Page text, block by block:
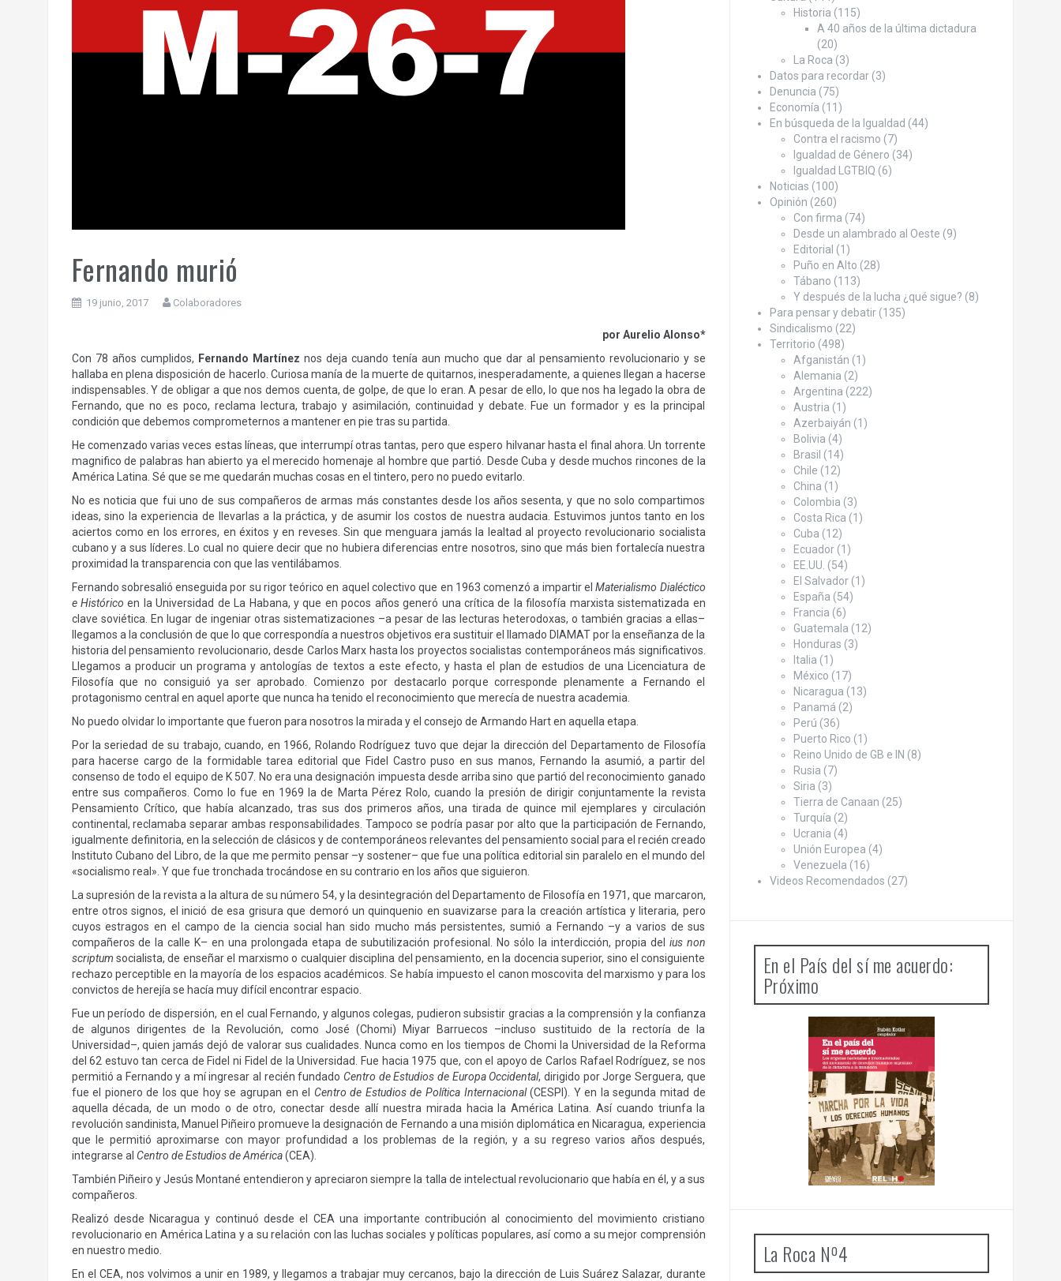
Fernando murió
19 junio, 2017 Colaboradores
por Aurelio Alonso*
Con 78 años cumplidos, Fernando Martínez nos deja cuando tenía aun mucho que dar al pensamiento revolucionario y se
hallaba en plena disposición de hacerlo. Curiosa manía de la muerte de quitarnos, inesperadamente, a quienes llegan a hacerse
indispensables. Y de obligar a que nos demos cuenta, de golpe, de que lo eran. A pesar de ello, lo que nos ha legado la obra de
Fernando, que no es poco, reclama lectura, trabajo y asimilación, continuidad y debate. Fue un formador y es la principal
condición que debemos comprometernos a mantener en pie tras su partida.
He comenzado varias veces estas líneas, que interrumpí otras tantas, pero que espero hilvanar hasta el final ahora. Un torrente
magnifico de palabras han abierto ya el merecido homenaje al hombre que partió. Desde Cuba y desde muchos rincones de la
América Latina. Sé que se me quedarán muchas cosas en el tintero, pero no puedo evitarlo.
No es noticia que fui uno de sus compañeros de armas más constantes desde los años sesenta, y que no solo compartimos
ideas, sino la experiencia de llevarlas a la práctica, y de asumir los costos de nuestra audacia. Estuvimos juntos tanto en los
aciertos como en los errores, en éxitos y en reveses. Sin que menguara jamás la lealtad al proyecto revolucionario socialista
cubano y a sus líderes. Lo cual no quiere decir que no hubiera diferencias entre nosotros, sino que más bien fortalecía nuestra
proximidad la transparencia con que las ventilábamos.
Fernando sobresalió enseguida por su rigor teórico en aquel colectivo que en 1963 comenzó a impartir elMaterialismo Dialéctico
e Histórico en la Universidad de La Habana, y que en pocos años generó una crítica de la filosofía marxista sistematizada en
clave soviética. En lugar de ingeniar otras sistematizaciones –a pesar de las lecturas heterodoxas, o también gracias a ellas–
llegamos a la conclusión de que lo que correspondía a nuestros objetivos era sustituir el llamado DIAMAT por la enseñanza de la
historia del pensamiento revolucionario, desde Carlos Marx hasta los proyectos socialistas contemporáneos más significativos.
Llegamos a producir un programa y antologías de textos a este efecto, y hasta el plan de estudios de una Licenciatura de
Filosofía que no consiguió ya ser aprobado. Comienzo por destacarlo porque corresponde plenamente a Fernando el
protagonismo central en aquel aporte que nunca ha tenido el reconocimiento que merecía de nuestra academia.
No puedo olvidar lo importante que fueron para nosotros la mirada y el consejo de Armando Hart en aquella etapa.
Por la seriedad de su trabajo, cuando, en 1966, Rolando Rodríguez tuvo que dejar la dirección del Departamento de Filosofía
para hacerse cargo de la formidable tarea editorial que Fidel Castro puso en sus manos, Fernando la asumió, a partir del
consenso de todo el equipo de K 507. No era una designación impuesta desde arriba sino que partió del reconocimiento ganado
entre sus compañeros. Como lo fue en 1969 la de Marta Pérez Rolo, cuando la presión de dirigir conjuntamente la revista
Pensamiento Crítico, que había alcanzado, tras sus dos primeros años, una tirada de quince mil ejemplares y circulación
continental, reclamaba separar ambas responsabilidades. Tampoco se podría pasar por alto que la participación de Fernando,
igualmente definitoria, en la selección de clásicos y de contemporáneos relevantes del pensamiento social para el recién creado
Instituto Cubano del Libro, de la que me permito pensar –y sostener– que fue una política editorial sin paralelo en el mundo del
«socialismo real». Y que fue tronchada trocándose en su contrario en los años que siguieron.
La supresión de la revista a la altura de su número 54, y la desintegración del Departamento de Filosofía en 1971, que marcaron,
entre otros signos, el inició de esa grisura que demoró un quinquenio en suavizarse para la creación artística y literaria, pero
cuyos estragos en el campo de la ciencia social han sido mucho más persistentes, sumió a Fernando –y a varios de sus
compañeros de la calle K– en una prolongada etapa de subutilización profesional. No sólo la interdicción, propia del ius non
scriptum socialista, de enseñar el marxismo o cualquier disciplina del pensamiento, en la docencia superior, sino el consiguiente
rechazo perceptible en la mayoría de los espacios académicos. Se había impuesto el canon moscovita del marxismo y para los
convictos de herejía se hacía muy difícil encontrar espacio.
Fue un período de dispersión, en el cual Fernando, y algunos colegas, pudieron subsistir gracias a la comprensión y la confianza
de algunos dirigentes de la Revolución, como José (Chomi) Miyar Barruecos –incluso sustituido de la rectoría de la
Universidad–, quien jamás dejó de valorar sus cualidades. Nunca como en los tiempos de Chomi la Universidad de la Reforma
del 62 estuvo tan cerca de Fidel ni Fidel de la Universidad. Fue hacia 1975 que, con el apoyo de Carlos Rafael Rodríguez, se nos
permitió a Fernando y a mí ingresar al recién fundado Centro de Estudios de Europa Occidental, dirigido por Jorge Serguera, que
fue el pionero de los que hoy se agrupan en el Centro de Estudios de Política Internacional(CESPI). Y en la segunda mitad de
aquella década, de un modo o de otro, conectar desde allí nuestra mirada hacia la América Latina. Así cuando triunfa la
revolución sandinista, Manuel Piñeiro promueve la designación de Fernando a una misión diplomática en Nicaragua, experiencia
que le permitió aproximarse con mayor profundidad a los problemas de la región, y a su regreso varios años después,
integrarse al Centro de Estudios de América(CEA).
También Piñeiro y Jesús Montané entendieron y apreciaron siempre la talla de intelectual revolucionario que había en él, y a sus
compañeros.
Realizó desde Nicaragua y continuó desde el CEA una importante contribución al conocimiento del movimiento cristiano
revolucionario en América Latina y a su relación con las luchas sociales y políticas populares, así como a su mejor comprensión
en nuestro medio.
En el CEA, nos volvimos a unir en 1989, y llegamos a trabajar muy cercanos, bajo la dirección de Luis Suárez Salazar, durante
Historia (115)
A 40 años de la última dictadura
(20)
La Roca (3)
Datos para recordar(3)
Denuncia (75)
Economía (11)
En búsqueda de la Igualdad (44)
Contra el racismo (7)
Igualdad de Género (34)
Igualdad LGTBIQ (6)
Noticias (100)
Opinión (260)
Con firma (74)
Desde un alambrado al Oeste (9)
Editorial (1)
Puño en Alto (28)
Tábano (113)
Y después de la lucha ¿qué sigue? (8)
Para pensar y debatir(135)
Sindicalismo (22)
Territorio (498)
Afganistán (1)
Alemania (2)
Argentina (222)
Austria (1)
Azerbaiyán (1)
Bolivia (4)
Brasil (14)
Chile (12)
China (1)
Colombia (3)
Costa Rica (1)
Cuba (12)
Ecuador(1)
EE.UU. (54)
El Salvador(1)
España (54)
Francia (6)
Guatemala (12)
Honduras (3)
Italia (1)
México (17)
Nicaragua (13)
Panamá (2)
Perú (36)
Puerto Rico (1)
Reino Unido de GB e IN (8)
Rusia (7)
Siria (3)
Tierra de Canaan (25)
Turquía (2)
Ucrania (4)
Unión Europea (4)
Venezuela (16)
Videos Recomendados (27)
En el País del sí me acuerdo:
Próximo
La Roca Nº4